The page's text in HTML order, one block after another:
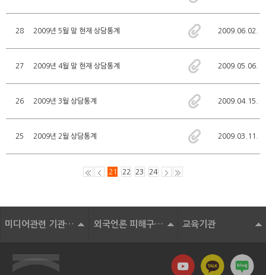
28 2009년 5월 말 현재 상담통계 2009.06.02.
27 2009년 4월 말 현재 상담통계 2009.05.06.
26 2009년 3월 상담통계 2009.04.15.
25 2009년 2월 상담통계 2009.03.11.
21 22 23 24
미디어관련 기관 및 단체 외국언론 피해구제기구 교육기관